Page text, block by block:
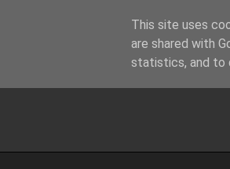
This site uses
are shared with
statistics, and to